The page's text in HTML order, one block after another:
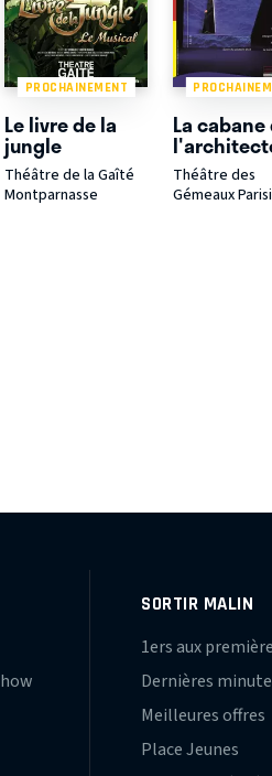
PROCHAINEMENT
Le livre de la
jungle
Théâtre de la Gaîté
Montparnasse
La cabane
Théâtre des
Gémeaux
SORTIR MALIN
1ers aux
Dernières
Meilleures offres
Place Jeunes